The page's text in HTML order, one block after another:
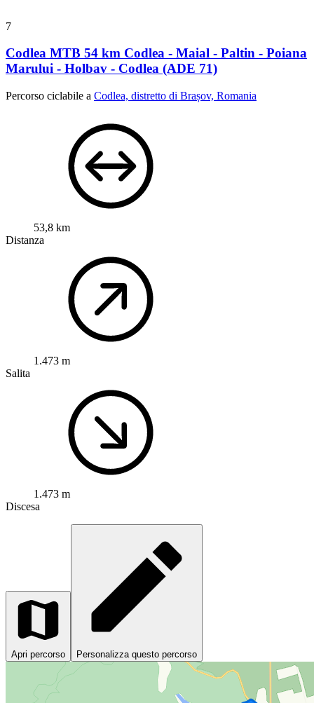
7
Codlea MTB 54 km Codlea - Maial - Paltin - Poiana
Marului - Holbav - Codlea (ADE 71)
Percorso ciclabile a Codlea, distretto di Brașov, Romania
53,8 km
Distanza
1.473 m
Salita
1.473 m
Discesa
Apri percorso Personalizza questo percorso